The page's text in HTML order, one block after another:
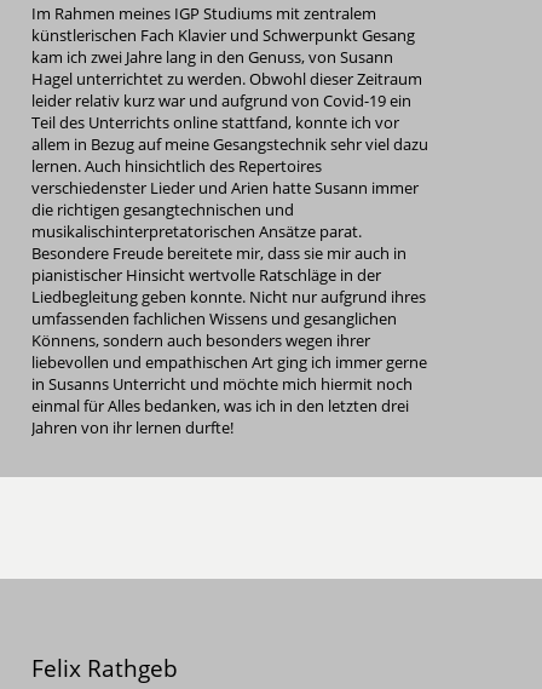
Im Rahmen meines IGP Studiums mit zentralem
künstlerischen Fach Klavier und Schwerpunkt Gesang
kam ich zwei Jahre lang in den Genuss, von Susann
Hagel unterrichtet zu werden. Obwohl dieser Zeitraum
leider relativ kurz war und aufgrund von Covid-19 ein
Teil des Unterrichts online stattfand, konnte ich vor
allem in Bezug auf meine Gesangstechnik sehr viel dazu
lernen. Auch hinsichtlich des Repertoires
verschiedenster Lieder und Arien hatte Susann immer
die richtigen gesangtechnischen und
musikalischinterpretatorischen Ansätze parat.
Besondere Freude bereitete mir, dass sie mir auch in
pianistischer Hinsicht wertvolle Ratschläge in der
Liedbegleitung geben konnte. Nicht nur aufgrund ihres
umfassenden fachlichen Wissens und gesanglichen
Könnens, sondern auch besonders wegen ihrer
liebevollen und empathischen Art ging ich immer gerne
in Susanns Unterricht und möchte mich hiermit noch
einmal für Alles bedanken, was ich in den letzten drei
Jahren von ihr lernen durfte!
Felix Rathgeb